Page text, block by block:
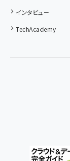
インタビュー
TechAcademy